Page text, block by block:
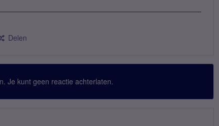
Delen
Je kunt geen reactie achterlaten.